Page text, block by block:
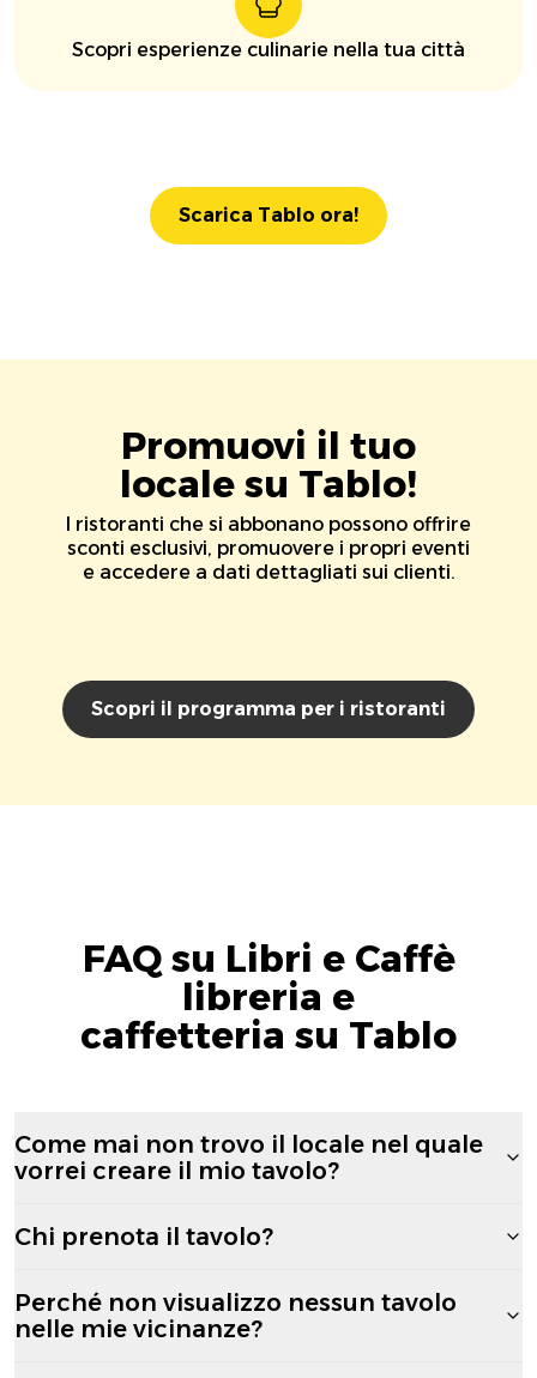
Scopri esperienze culinarie nella tua città
Scarica Tablo ora!
Promuovi il tuo
locale su Tablo!
I ristoranti che si abbonano possono offrire
sconti esclusivi, promuovere i propri eventi
e accedere a dati dettagliati sui clienti.
Scopri il programma per i ristoranti
FAQ su Libri e Caffè
libreria e
caffetteria su Tablo
Come mai non trovo il locale nel quale
vorrei creare il mio tavolo?
Chi prenota il tavolo?
Perché non visualizzo nessun tavolo
nelle mie vicinanze?